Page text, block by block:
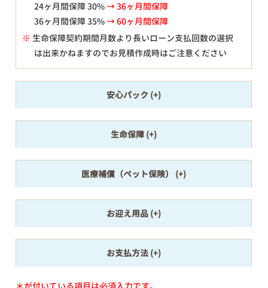
24ヶ月間保障 30%→ 36ヶ月間保障
36ヶ月間保障 35%→ 60ヶ月間保障
※ 生命保障契約期間月数より長いローン支払回数の選択
は出来かねますのでお見積作成時はご注意ください
安心パック
生命保障
医療補償（ペット保険）
お迎え用品
お支払方法